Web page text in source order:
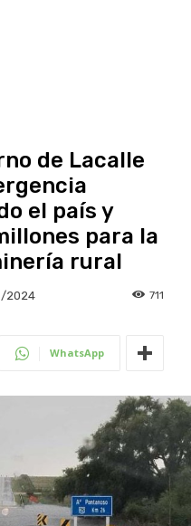
de Lacalle
el país y
para la
rural
2024 711
WhatsApp